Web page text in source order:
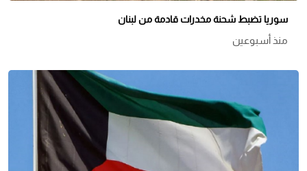
سوريا تضبط شحنة مخدرات قادمة من لبنان
منذ أسبوعين